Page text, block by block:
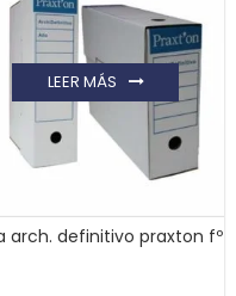
arch. definitivo praxton fº
LEER MÁS